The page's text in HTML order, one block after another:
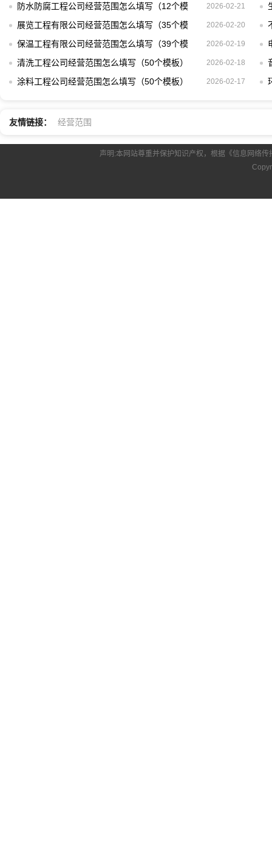
防水防腐工程公司经营范围怎么填写（12个模
板）
2026-02-21
展览工程有限公司经营范围怎么填写（35个模
板）
2026-02-20
保温工程有限公司经营范围怎么填写（39个模
板）
2026-02-19
清洗工程公司经营范围怎么填写（50个模板） 2026-02-18
涂料工程公司经营范围怎么填写（50个模板） 2026-02-17
友情链接： 经营范围
声明:本网站尊重并保护知识产权，根据《信息网络